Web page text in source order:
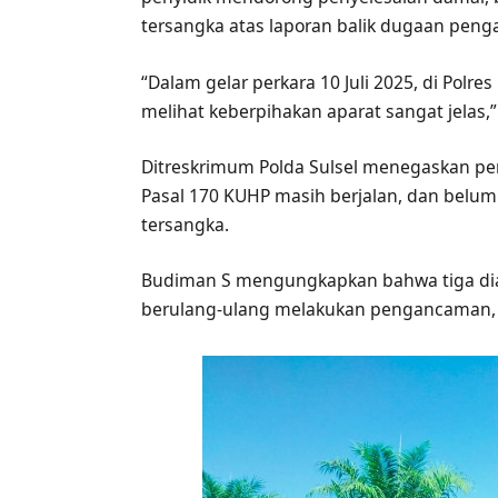
tersangka atas laporan balik dugaan
“Dalam gelar perkara 10 Juli 2025, di
melihat keberpihakan aparat sangat
Ditreskrimum Polda Sulsel menegaskan
Pasal 170 KUHP masih berjalan, dan
tersangka.
Budiman S mengungkapkan bahwa tiga
berulang-ulang melakukan